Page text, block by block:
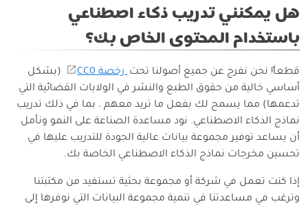
هل يمكنني تدريب ذكاء اصطناعي
باستخدام المحتوى الخاص بك؟
قطعاً! نحن نفرج عن جميع أصولنا تحت رخصة CC0
(بشكل
أساسي خالية من حقوق الطبع والنشر في الولايات القضائية التي
تدعمها) مما يسمح لك بفعل ما تريد معهم ، بما في ذلك تدريب
نماذج الذكاء الاصطناعي. نود مساعدة الصناعة على النمو ونأمل
أن يساعد توفير مجموعة بيانات عالية الجودة للتدريب عليها في
تحسين مخرجات نماذج الذكاء الاصطناعي الخاصة بك.
إذا كنت تعمل في شركة أو مجموعة بحثية تستفيد من مكتبتنا
وترغب في مساعدتنا في تنمية مجموعة البيانات التي نوفرها إلى